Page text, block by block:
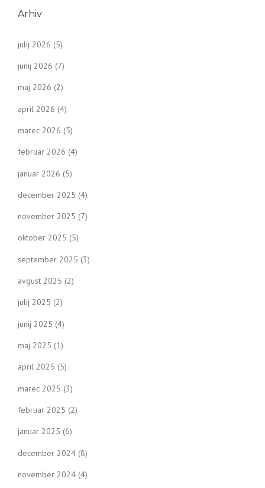
Arhiv
julij 2026 (5)
junij 2026 (7)
maj 2026 (2)
april 2026 (4)
marec 2026 (5)
februar 2026 (4)
januar 2026 (5)
december 2025 (4)
november 2025 (7)
oktober 2025 (5)
september 2025 (3)
avgust 2025 (2)
julij 2025 (2)
junij 2025 (4)
maj 2025 (1)
april 2025 (5)
marec 2025 (3)
februar 2025 (2)
januar 2025 (6)
december 2024 (8)
november 2024 (4)